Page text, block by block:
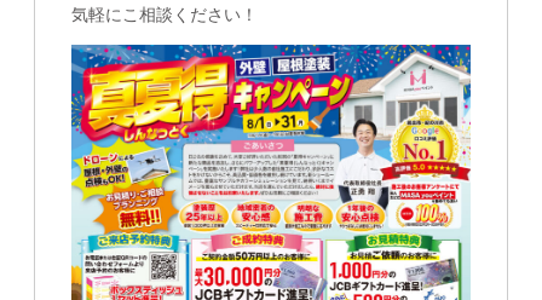
気軽にこ相談ください！